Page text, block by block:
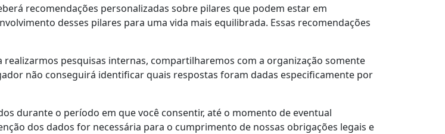
recomendações personalizadas sobre pilares que podem estar em
desses pilares para uma vida mais equilibrada. Essas recomendações
pesquisas internas, compartilharemos com a organização somente
não conseguirá identificar quais respostas foram dadas especificamente por
durante o período em que você consentir, até o momento de eventual
dos dados for necessária para o cumprimento de nossas obrigações legais e